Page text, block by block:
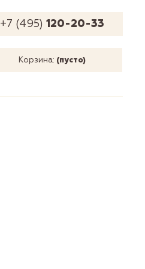
+7 (495)120-20-33
Корзина: (пусто)